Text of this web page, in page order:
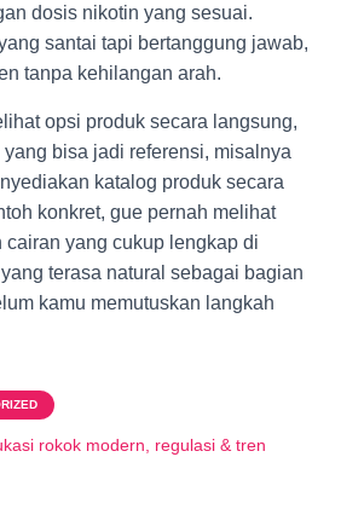
dosis nikotin yang sesuai.
santai tapi bertanggung jawab,
tanpa kehilangan arah.
opsi produk secara langsung,
bisa jadi referensi, misalnya
katalog produk secara
konkret, gue pernah melihat
yang cukup lengkap di
yang terasa natural sebagai bagian
kamu memutuskan langkah
rokok modern, regulasi & tren